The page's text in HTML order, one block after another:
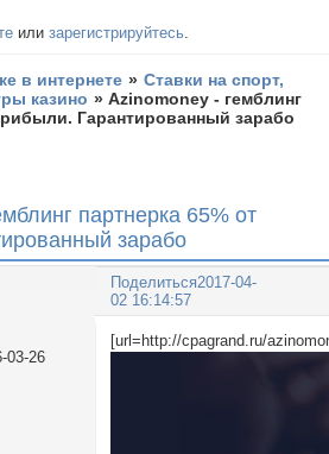
илизарегистрируйтесь
в интернете » Ставки на спорт,
казино »Azinomoney - гемблинг
Гарантированный зарабо
партнерка 65% от
зарабо
Поделиться2017-04-
02 16:14:57
03-26
[url=http://cpagrand.ru/